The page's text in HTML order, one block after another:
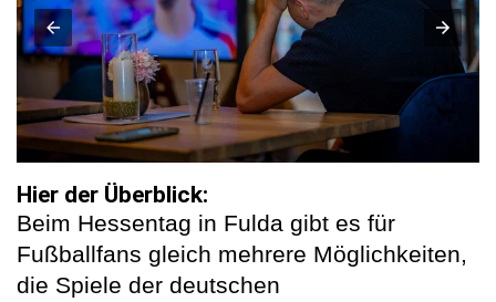
Hier der Überblick:
Beim Hessentag in Fulda gibt es für
Fußballfans gleich mehrere Möglichkeiten,
die Spiele der deutschen